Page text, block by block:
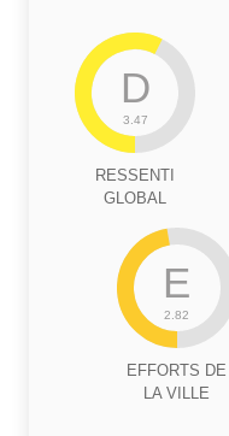
D
3.47
RESSENTI
GLOBAL
E
2.82
EFFORTS DE
LA VILLE